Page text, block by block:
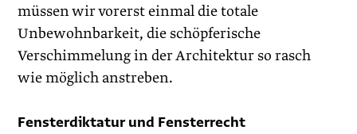
müssen wir vorerst einmal die totale
Unbewohnbarkeit, die schöpferische
Verschimmelung in der Architektur so rasch
wie möglich anstreben.
Fensterdiktatur und Fensterrecht